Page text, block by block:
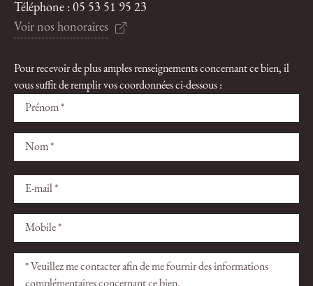
Téléphone : 05 53 51 95 23
Voir nos honoraires
Pour recevoir de plus amples renseignements concernant ce bien, il
vous suffit de remplir vos coordonnées ci-dessous :
ce
champ
Veuillez
ce
champ